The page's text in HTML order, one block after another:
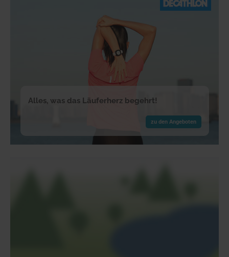
Alles, was das Läuferherz begehrt!
zu den Angeboten